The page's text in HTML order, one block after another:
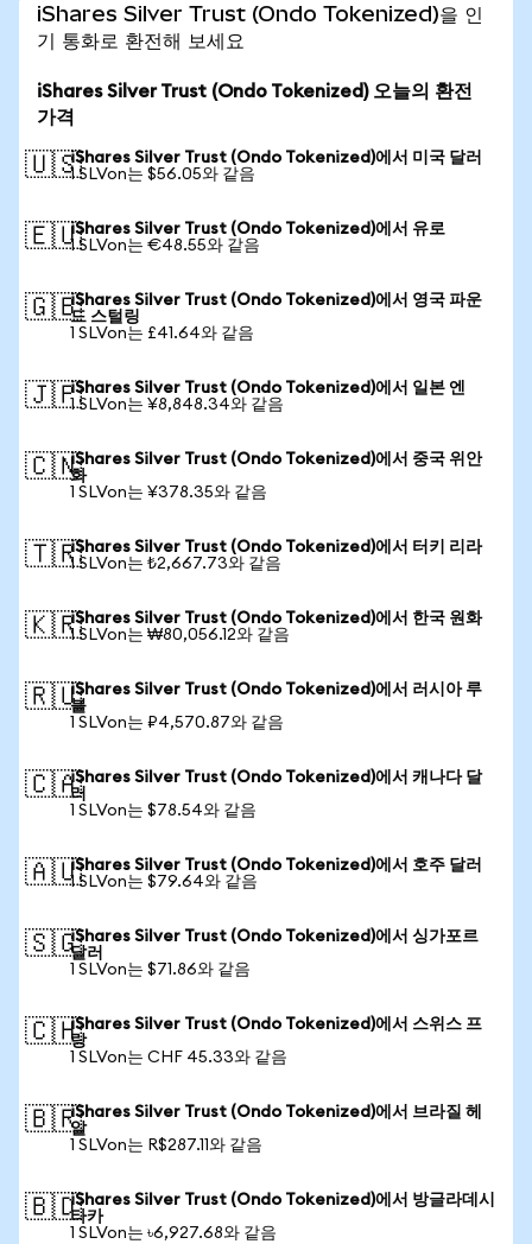
iShares Silver Trust (Ondo Tokenized)을 인
기 통화로 환전해 보세요
iShares Silver Trust (Ondo Tokenized) 오늘의 환전
가격
🇺🇸iShares Silver Trust (Ondo Tokenized)에서 미국 달러
1 SLVon는 $56.05와 같음
🇪🇺iShares Silver Trust (Ondo Tokenized)에서 유로
1 SLVon는 €48.55와 같음
🇬🇧iShares Silver Trust (Ondo Tokenized)에서 영국 파운
드 스털링
1 SLVon는 £41.64와 같음
🇯🇵iShares Silver Trust (Ondo Tokenized)에서 일본 엔
1 SLVon는 ¥8,848.34와 같음
🇨🇳iShares Silver Trust (Ondo Tokenized)에서 중국 위안
화
1 SLVon는 ¥378.35와 같음
🇹🇷iShares Silver Trust (Ondo Tokenized)에서 터키 리라
1 SLVon는 ₺2,667.73와 같음
🇰🇷iShares Silver Trust (Ondo Tokenized)에서 한국 원화
1 SLVon는 ₩80,056.12와 같음
🇷🇺iShares Silver Trust (Ondo Tokenized)에서 러시아 루
블
1 SLVon는 ₽4,570.87와 같음
🇨🇦iShares Silver Trust (Ondo Tokenized)에서 캐나다 달
러
1 SLVon는 $78.54와 같음
🇦🇺iShares Silver Trust (Ondo Tokenized)에서 호주 달러
1 SLVon는 $79.64와 같음
🇸🇬iShares Silver Trust (Ondo Tokenized)에서 싱가포르
달러
1 SLVon는 $71.86와 같음
🇨🇭iShares Silver Trust (Ondo Tokenized)에서 스위스 프
랑
1 SLVon는 CHF 45.33와 같음
🇧🇷iShares Silver Trust (Ondo Tokenized)에서 브라질 헤
알
1 SLVon는 R$287.11와 같음
🇧🇩iShares Silver Trust (Ondo Tokenized)에서 방글라데시
타카
1 SLVon는 ৳6,927.68와 같음